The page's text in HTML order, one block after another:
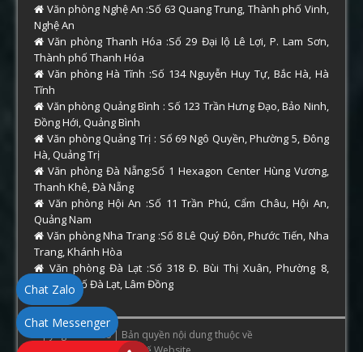
Văn phòng Nghệ An :Số 63 Quang Trung, Thành phố Vinh,
Nghệ An
Văn phòng Thanh Hóa :Số 29 Đại lộ Lê Lợi, P. Lam Sơn,
Thành phố Thanh Hóa
Văn phòng Hà Tĩnh :Số 134 Nguyễn Huy Tự, Bắc Hà, Hà
Tĩnh
Văn phòng Quảng Bình : Số 123 Trần Hưng Đạo, Bảo Ninh,
Đồng Hới, Quảng Bình
Văn phòng Quảng Trị : Số 69 Ngô Quyền, Phường 5, Đông
Hà, Quảng Trị
Văn phòng Đà Nẵng:Số 1 Hexagon Center Hùng Vương,
Thanh Khê, Đà Nẵng
Văn phòng Hội An :Số 11 Trần Phú, Cẩm Châu, Hội An,
Quảng Nam
Văn phòng Nha Trang :Số 8 Lê Quý Đôn, Phước Tiến, Nha
Trang, Khánh Hòa
Văn phòng Đà Lạt :Số 318 Đ. Bùi Thị Xuân, Phường 8,
Thành phố Đà Lạt, Lâm Đồng
Copyright © 2026 | Bản quyền nội dung thuộc về
Chat Zalo
Chat Messenger